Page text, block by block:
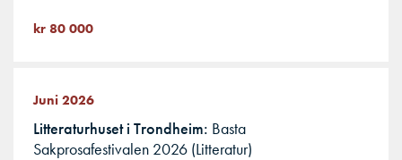
kr 80 000
Juni 2026
Litteraturhuset i Trondheim Basta
Sakprosafestivalen 2026 (Litteratur)